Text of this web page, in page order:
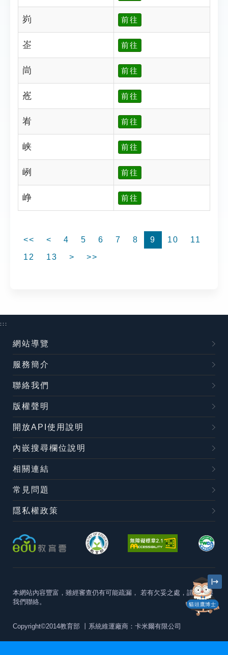
峛 前往
峜 前往
峝 前往
峞 前往
峟 前往
峡 前往
峢 前往
峥 前往
<< < 4 5 6 7 8 9 10
11
12
13 > >>
貓頭鷹博士
:::
網站導覽
服務簡介
聯絡我們
版權聲明
開放API使用說明
內嵌搜尋欄位說明
相關連結
常見問題
隱私權政策
本網站內容豐富，雖經審查仍有可能疏漏， 若有欠妥之處，請隨時與
我們聯絡。
Copyright©2014教育部 丨系統維運廠商：卡米爾有限公司